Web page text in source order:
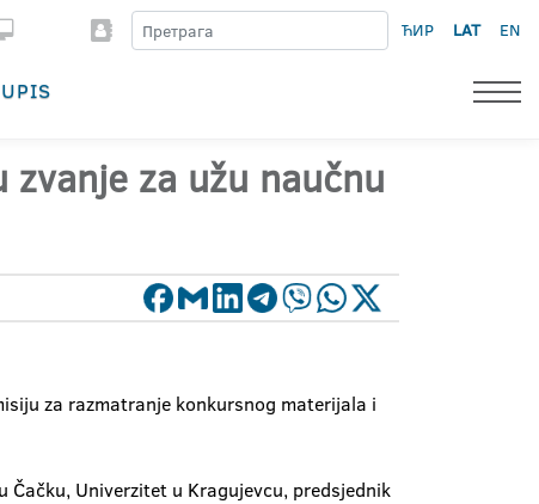
ЋИР LAT EN
UPIS
za užu naučnu
za razmatranje konkursnog materijala i
Univerzitet u Kragujevcu, predsjednik